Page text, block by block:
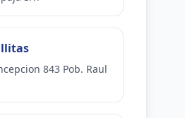
843 Pob. Raul